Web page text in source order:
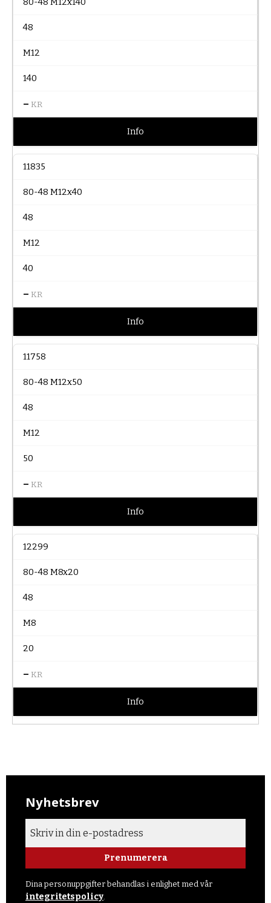
48
M12
140
– KR
Info
11835
80-48 M12x40
48
M12
40
– KR
Info
11758
80-48 M12x50
48
M12
50
– KR
Info
12299
80-48 M8x20
48
M8
20
– KR
Info
Nyhetsbrev
Prenumerera
Dina personuppgifter behandlas i enlighet med vår
integritetspolicy